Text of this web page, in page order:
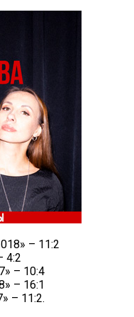
– 11:2
4:2
– 10:4
– 16:1
– 11:2.